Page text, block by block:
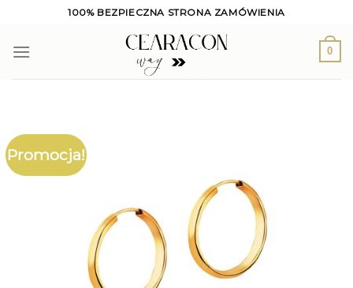
content
100% BEZPIECZNA STRONA ZAMÓWIENIA
0
Promocja!